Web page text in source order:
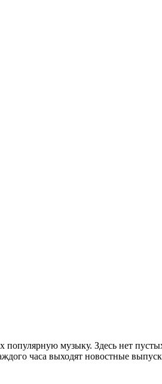
музыку. Здесь нет
часа выходят новостные